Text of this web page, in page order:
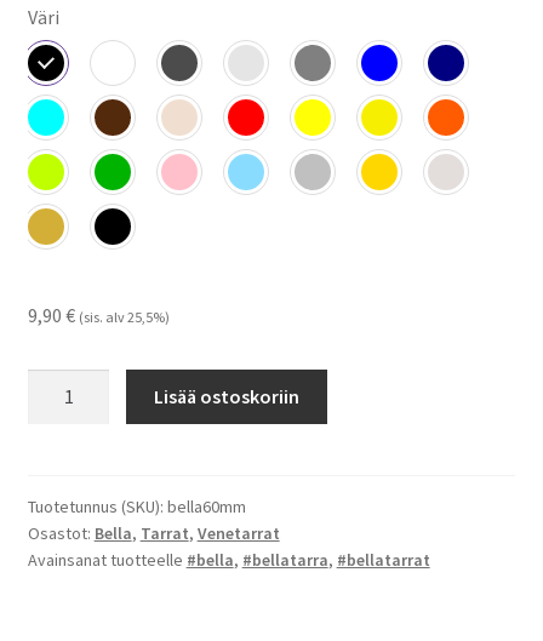
Väri
9,90 € (sis. alv 25,5%)
Lisää ostoskoriin
Tuotetunnus (SKU): bella60mm
Osastot: Bella, Tarrat, Venetarrat
Avainsanat tuotteelle #bella, #bellatarra, #bellatarrat